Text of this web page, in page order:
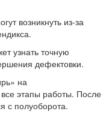
возникнуть из-за
узнать точную
дефектовки.
на
этапы работы. После
с полуоборота.